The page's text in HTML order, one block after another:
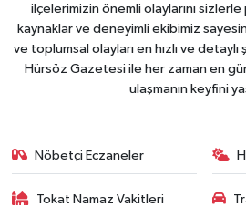
ilçelerimizin önemli olaylarını
kaynaklar ve deneyimli ekibimiz
ve toplumsal olayları en hızlı ve
Hürsöz Gazetesi ile her zaman en
ulaşmanın keyfini
Nöbetçi Eczaneler
Tokat Namaz Vakitleri